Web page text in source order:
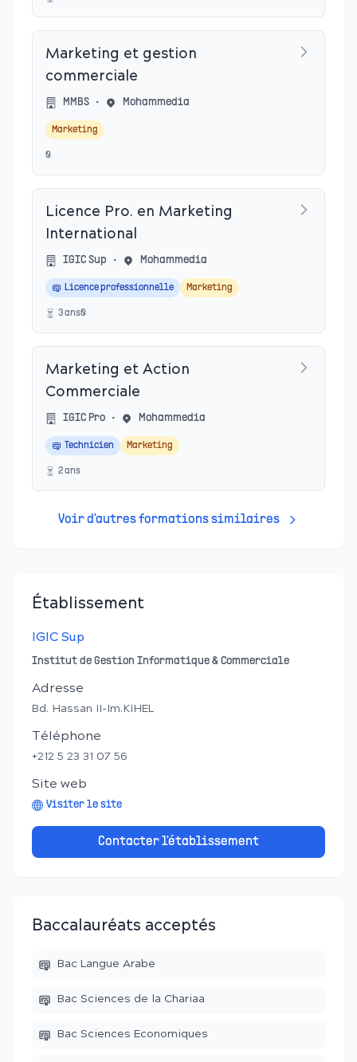
Marketing et gestion
commerciale
MMBS • Mohammedia
Marketing
0
Licence Pro. en Marketing
International
IGIC Sup • Mohammedia
Licence professionnelle Marketing
3ans0
Marketing et Action
Commerciale
IGIC Pro • Mohammedia
Technicien Marketing
2ans
Voir d'autres formations similaires
Établissement
IGIC Sup
Institut de Gestion Informatique & Commerciale
Adresse
Bd. Hassan II-Im.KIHEL
Téléphone
+212 5 23 31 07 56
Site web
Visiter le site
Contacter l'établissement
Baccalauréats acceptés
Bac Langue Arabe
Bac Sciences de la Chariaa
Bac Sciences Economiques